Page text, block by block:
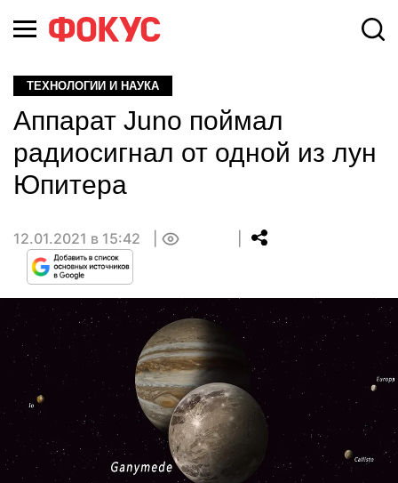
ТЕХНОЛОГИИ И НАУКА
Аппарат Juno поймал
радиосигнал от одной из лун
Юпитера
12.01.2021 в 15:42